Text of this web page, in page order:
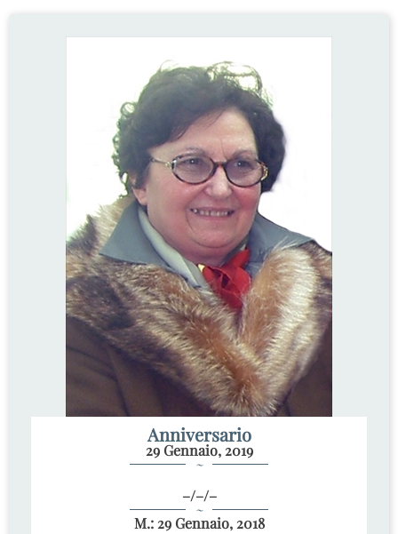
Anniversario
29 Gennaio, 2019
~
–/–/–
~
M.: 29 Gennaio, 2018